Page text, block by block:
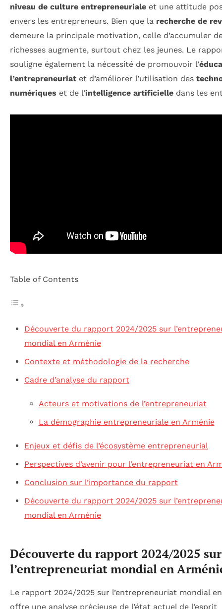
niveau de culture entrepreneuriale et une attitude
envers les entrepreneurs. Bien que la recherche de
demeure la principale motivation, celle d’accumuler
richesses augmente, surtout chez les jeunes. Le
souligne également la nécessité de promouvoir l’
l’entrepreneuriat et d’améliorer l’utilisation des
numériques et de l’intelligence artificielle dans les
Table of Contents
Découverte du rapport 2024/2025 sur
mondial en Arménie
Contexte et méthodologie de la recherche
Cadre d’analyse du rapport
Acteurs et motivations de l’entrepreneuriat
La démographie entrepreneuriale en Arménie
Enjeux et défis de l’écosystème entrepreneurial
Perspectives d’avenir pour l’entrepreneuriat en
Conclusion sur l’importance du rapport
Découverte du rapport 2024/2025 sur
mondial en Arménie
Découverte du rapport 2024/2025 sur
l’entrepreneuriat mondial en
Le rapport 2024/2025 sur l’entrepreneuriat mondial
offre une analyse précieuse de l’état actuel de l’esprit